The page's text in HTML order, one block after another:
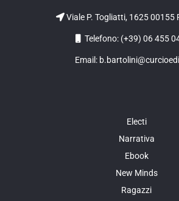
Viale P. Togliatti, 1625 00155
Telefono: (+39) 06 455
Email:
Electi
Narrativa
Ebook
New Minds
Ragazzi